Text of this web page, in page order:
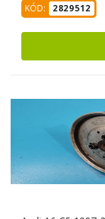
KÓD: 2829512